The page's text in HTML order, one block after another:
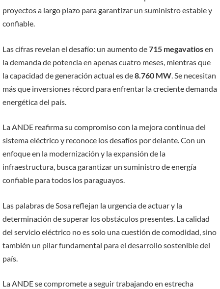
proyectos a largo plazo para garantizar un suministro estable y
confiable.
Las cifras revelan el desafío: un aumento de715 megavatiosen
la demanda de potencia en apenas cuatro meses, mientras que
la capacidad de generación actual es de8.760 MW . Se necesitan
más que inversiones récord para enfrentar la creciente demanda
energética del país.
La ANDE reafirma su compromiso con la mejora continua del
sistema eléctrico y reconoce los desafíos por delante. Con un
enfoque en la modernización y la expansión de la
infraestructura, busca garantizar un suministro de energía
confiable para todos los paraguayos.
Las palabras de Sosa reflejan la urgencia de actuar y la
determinación de superar los obstáculos presentes. La calidad
del servicio eléctrico no es solo una cuestión de comodidad, sino
también un pilar fundamental para el desarrollo sostenible del
país.
La ANDE se compromete a seguir trabajando en estrecha